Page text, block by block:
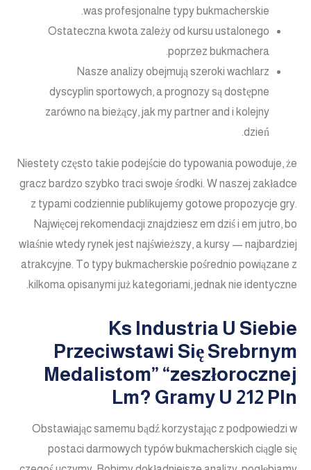
was profesjonalne typy bukmacherskie.
Ostateczna kwota zależy od kursu ustalonego
poprzez bukmachera.
Nasze analizy obejmują szeroki wachlarz
dyscyplin sportowych, a prognozy są dostępne
zarówno na bieżący, jak my partner and i kolejny
dzień.
Niestety często takie podejście do typowania powoduje, że
gracz bardzo szybko traci swoje środki. W naszej zakładce
z typami codziennie publikujemy gotowe propozycje gry.
Najwięcej rekomendacji znajdziesz em dziś i em jutro, bo
właśnie wtedy rynek jest najświeższy, a kursy — najbardziej
atrakcyjne. To typy bukmacherskie pośrednio powiązane z
kilkoma opisanymi już kategoriami, jednak nie identyczne.
Ks Industria U Siebie
Przeciwstawi Się Srebrnym
Medalistom” “zeszłorocznej
Lm? Gramy U 212 Pln
Obstawiając samemu bądź korzystając z podpowiedzi w
postaci darmowych typów bukmacherskich ciągle się